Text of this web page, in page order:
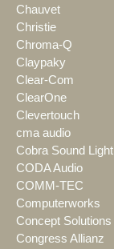
Chauvet
Christie
Chroma-Q
Claypaky
Clear-Com
ClearOne
Clevertouch
cma audio
Cobra Sound Light
CODA Audio
COMM-TEC
Computerworks
Concept Solutions
Congress Allianz